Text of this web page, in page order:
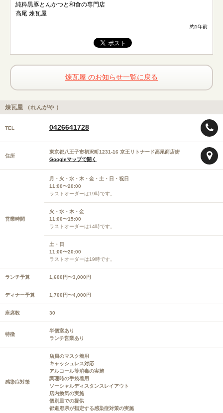
純粋黒豚とんかつと和食の専門店
高尾 煉瓦屋
約1年前
煉瓦屋 のお知らせ一覧に戻る
煉瓦屋 （れんがや ）
TEL 0426641728
住所
東京都八王子市初沢町1231-16 京王リトナード高尾商店街
Googleマップで開く
営業時間
月・火・水・木・金・土・日・祝日
11:00〜20:00
ラストオーダーは19時です。
火・水・木・金
11:00〜15:00
ラストオーダーは14時です。
土・日
11:00〜20:00
ラストオーダーは19時です。
ランチ予算 1,600円〜3,000円
ディナー予算 1,700円〜4,000円
座席数 30
特徴
半個室あり
ランチ営業あり
感染症対策
店員のマスク着用
キャッシュレス対応
アルコール等消毒の実施
調理時の手袋着用
ソーシャルディスタンスレイアウト
店内換気の実施
個別皿での提供
都道府県が指定する感染症対策の実施